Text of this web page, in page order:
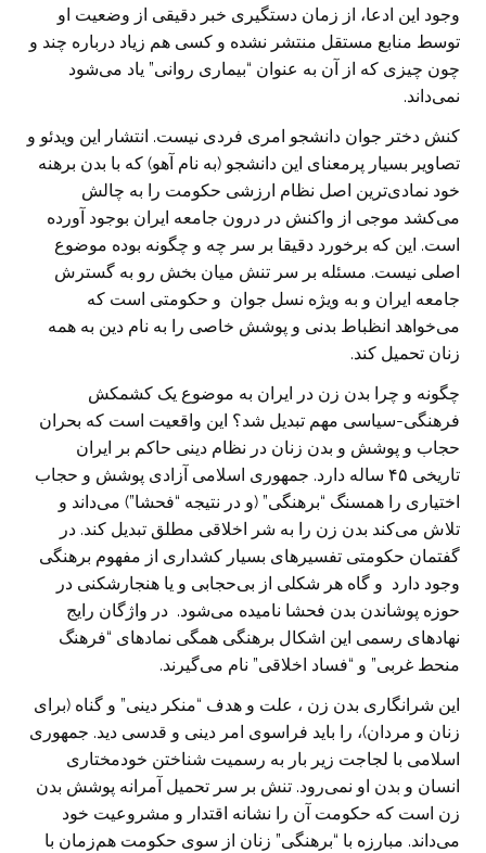
وجود این ادعا، از زمان دستگیری خبر دقیقی از وضعیت او
توسط منابع مستقل منتشر نشده و کسی هم زیاد درباره چند و
چون چیزی که از آن به عنوان “بیماری روانی” یاد می‌شود
نمی‌داند.
کنش دختر جوان دانشجو امری فردی نیست. انتشار این ویدئو و
تصاویر بسیار پرمعنای این دانشجو (به نام آهو) که با بدن برهنه
خود نمادی‌ترین اصل نظام ارزشی حکومت را به چالش
می‌کشد موجی از واکنش در درون جامعه ایران بوجود آورده
است. این که برخورد دقیقا بر سر چه و چگونه بوده موضوع
اصلی نیست. مسئله بر سر تنش میان بخش رو به گسترش
جامعه ایران و به ویژه نسل جوان و حکومتی است که
می‌خواهد انظباط بدنی و پوشش خاصی را به نام دین به همه
زنان تحمیل کند.
چگونه و چرا بدن زن در ایران به موضوع یک کشمکش
فرهنگی-سیاسی مهم تبدیل شد؟ این واقعیت است که بحران
حجاب و پوشش و بدن زنان در نظام دینی حاکم بر ایران
تاریخی ۴۵ ساله دارد. جمهوری اسلامی آزادی پوشش و حجاب
اختیاری را همسنگ “برهنگی” (و در نتیجه “فحشا”) می‌داند و
تلاش می‌کند بدن زن را به شر اخلاقی مطلق تبدیل کند. در
گفتمان حکومتی تفسیرهای بسیار کشداری از مفهوم برهنگی
وجود دارد و گاه هر شکلی از بی‌حجابی و یا هنجارشکنی در
حوزه پوشاندن بدن فحشا نامیده می‌شود. در واژگان رایج
نهادهای رسمی این اشکال برهنگی همگی نمادهای “فرهنگ
منحط غربی” و “فساد اخلاقی” نام می‌گیرند.
این شرانگاری بدن زن ، علت و هدف “منکر دینی” و گناه (برای
زنان و مردان)، را باید فراسوی امر دینی و قدسی دید. جمهوری
اسلامی با لجاجت زیر بار به رسمیت شناختن خودمختاری
انسان و بدن او نمی‌رود. تنش بر سر تحمیل آمرانه پوشش بدن
زن است که حکومت آن را نشانه اقتدار و مشروعیت خود
می‌داند. مبارزه با “برهنگی” زنان از سوی حکومت هم‌زمان با